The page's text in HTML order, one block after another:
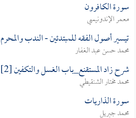
سورة الكافرون
معمر الإندونيسي
تيسير أصول الفقه للمبتدئين - الندب والمحرم
محمد حسن عبد الغفار
شرح زاد المستقنع_باب الغسل والتكفين [2]
محمد مختار الشنقيطي
سورة الذاريات
محمد جبريل